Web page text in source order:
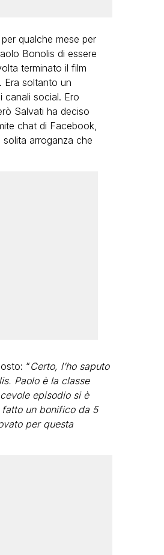
qualche mese per
Bonolis di essere
terminato il film
Era soltanto un
canali social. Ero
Salvati ha deciso
chat di Facebook,
arroganza che
“Certo, l’ho saputo
Paolo è la classe
episodio si è
un bonifico da 5
per questa